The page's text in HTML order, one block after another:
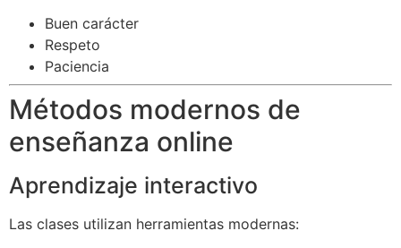
Buen carácter
Respeto
Paciencia
Métodos modernos de
enseñanza online
Aprendizaje interactivo
Las clases utilizan herramientas modernas: